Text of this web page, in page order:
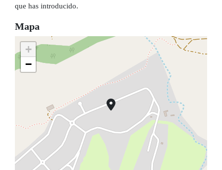
que has introducido.
Mapa
+
−